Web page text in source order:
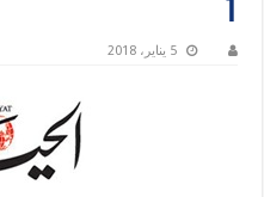
1
5 يناير، 2018